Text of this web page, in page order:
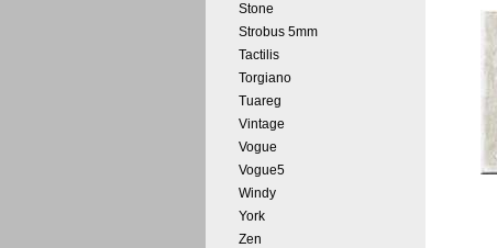
Stone
Strobus 5mm
Tactilis
Torgiano
Tuareg
Vintage
Vogue
Vogue5
Windy
York
Zen